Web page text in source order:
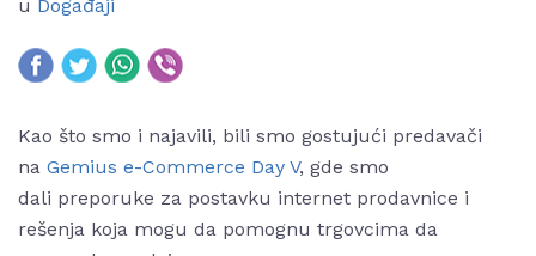
u Događaji
Kao što smo i najavili, bili smo gostujući predavači
na Gemius e-Commerce Day V, gde smo
dali preporuke za postavku internet prodavnice i
rešenja koja mogu da pomognu trgovcima da